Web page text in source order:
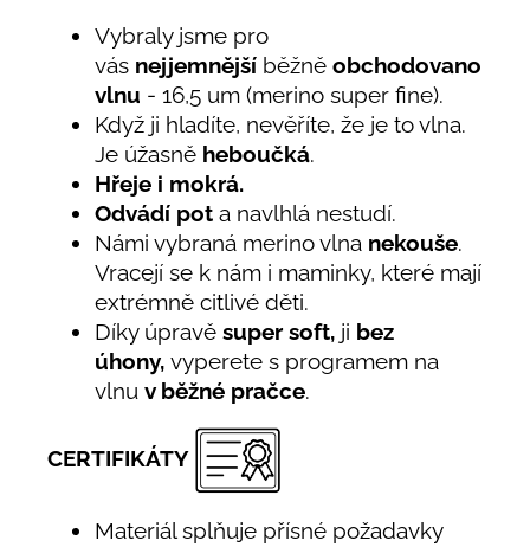
Vybraly jsme pro
vás nejjemnější běžně obchodovanou
vlnu - 16,5 um (merino super fine).
Když ji hladíte, nevěříte, že je to vlna.
Je úžasně heboučká.
Hřeje i mokrá.
Odvádí pot a navlhlá nestudí.
Námi vybraná merino vlna nekouše.
Vracejí se k nám i maminky, které mají
extrémně citlivé děti.
Díky úpravě super soft, ji bez
úhony, vyperete s programem na
vlnu v běžné pračce.
CERTIFIKÁTY
Materiál splňuje přísné požadavky